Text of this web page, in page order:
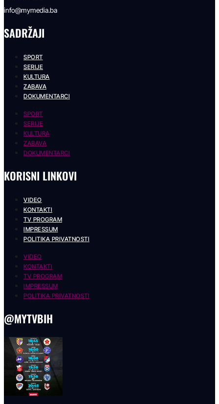
info@mymedia.ba
SADRŽAJI
SPORT
SERIJE
KULTURA
ZABAVA
DOKUMENTARCI
SPORT
SERIJE
KULTURA
ZABAVA
DOKUMENTARCI
KORISNI LINKOVI
VIDEO
KONTAKTI
TV PROGRAM
IMPRESSUM
POLITIKA PRIVATNOSTI
VIDEO
KONTAKTI
TV PROGRAM
IMPRESSUM
POLITIKA PRIVATNOSTI
@MYTVBIH